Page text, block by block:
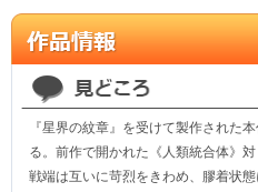
『星界の紋章』を受けて製作された
る。前作で開かれた《人類統合体》
戦端は互いに苛烈をきわめ、膠着状